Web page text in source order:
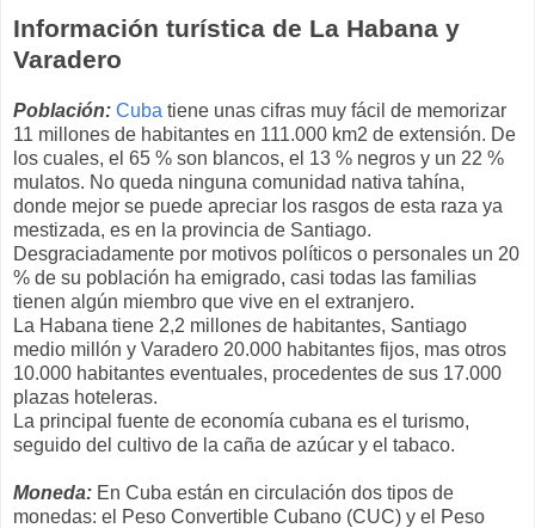
Información turística de La Habana y
Varadero
Población: Cuba tiene unas cifras muy fácil de memorizar
11 millones de habitantes en 111.000 km2 de extensión. De
los cuales, el 65 % son blancos, el 13 % negros y un 22 %
mulatos. No queda ninguna comunidad nativa tahína,
donde mejor se puede apreciar los rasgos de esta raza ya
mestizada, es en la provincia de Santiago.
Desgraciadamente por motivos políticos o personales un 20
% de su población ha emigrado, casi todas las familias
tienen algún miembro que vive en el extranjero.
La Habana tiene 2,2 millones de habitantes, Santiago
medio millón y Varadero 20.000 habitantes fijos, mas otros
10.000 habitantes eventuales, procedentes de sus 17.000
plazas hoteleras.
La principal fuente de economía cubana es el turismo,
seguido del cultivo de la caña de azúcar y el tabaco.
Moneda: En Cuba están en circulación dos tipos de
monedas: el Peso Convertible Cubano (CUC) y el Peso